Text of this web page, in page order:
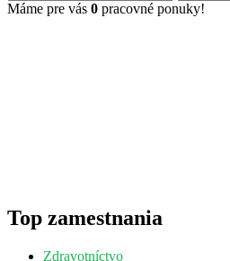
Máme pre vás 0 pracovné ponuky!
Top zamestnania
Zdravotníctvo